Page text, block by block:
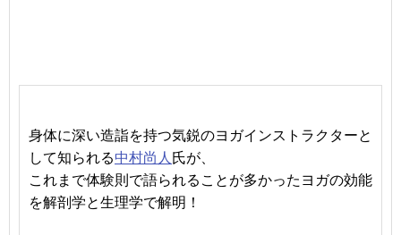
身体に深い造詣を持つ気鋭のヨガインストラクターと
して知られる中村尚人氏が、
これまで体験則で語られることが多かったヨガの効能
を解剖学と生理学で解明！